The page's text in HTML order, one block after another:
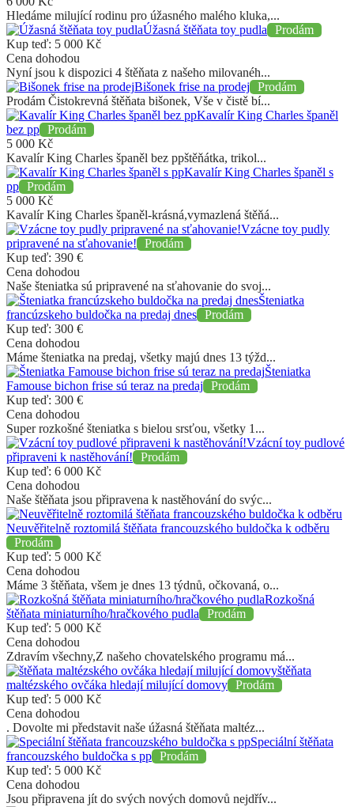
Hledáme milující rodinu pro úžasného malého kluka,...
Úžasná štěňata toy pudla
Prodám
Kup teď: 5 000 Kč
Cena dohodou
Nyní jsou k dispozici 4 štěňata z našeho milovanéh...
Bišonek frise na prodej
Prodám
Prodám Čistokrevná štěňata bišonek, Vše v čistě bí...
Kavalír King Charles španěl
bez pp Prodám
5 000 Kč
Kavalír King Charles španěl bez ppštěňátka, trikol...
Kavalír King Charles španěl s
pp Prodám
5 000 Kč
Kavalír King Charles španěl-krásná,vymazlená štěňá...
Vzácne toy pudly
pripravené na sťahovanie!
Prodám
Kup teď: 390 €
Cena dohodou
Naše šteniatka sú pripravené na sťahovanie do svoj...
Šteniatka
francúzskeho buldočka na predaj dnes Prodám
Kup teď: 300 €
Cena dohodou
Máme šteniatka na predaj, všetky majú dnes 13 týžd...
Šteniatka
Famouse bichon frise sú teraz na predaj
Prodám
Kup teď: 300 €
Cena dohodou
Super rozkošné šteniatka s bielou srsťou, všetky 1...
Vzácní toy pudlové
připraveni k nastěhování!
Prodám
Kup teď: 6 000 Kč
Cena dohodou
Naše štěňata jsou připravena k nastěhování do svýc...
Neuvěřitelně roztomilá štěňata francouzského buldočka k odběru
Prodám
Kup teď: 5 000 Kč
Cena dohodou
Máme 3 štěňata, všem je dnes 13 týdnů, očkovaná, o...
Rozkošná
štěňata miniaturního/hračkového pudla
Prodám
Kup teď: 5 000 Kč
Cena dohodou
Zdravím všechny,Z našeho chovatelského programu má...
štěňata
maltézského ovčáka hledají milující domovy Prodám
Kup teď: 5 000 Kč
Cena dohodou
. Dovolte mi představit naše úžasná štěňata maltéz...
Speciální štěňata
francouzského buldočka s pp Prodám
Kup teď: 5 000 Kč
Cena dohodou
Jsou připravena jít do svých nových domovů nejdřív...